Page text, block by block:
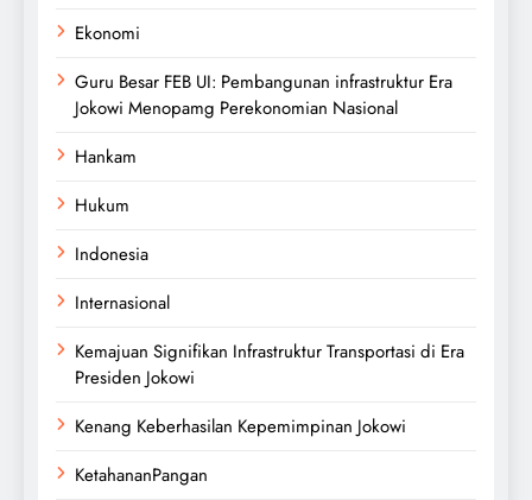
Ekonomi
Guru Besar FEB UI: Pembangunan infrastruktur Era
Jokowi Menopamg Perekonomian Nasional
Hankam
Hukum
Indonesia
Internasional
Kemajuan Signifikan Infrastruktur Transportasi di Era
Presiden Jokowi
Kenang Keberhasilan Kepemimpinan Jokowi
KetahananPangan